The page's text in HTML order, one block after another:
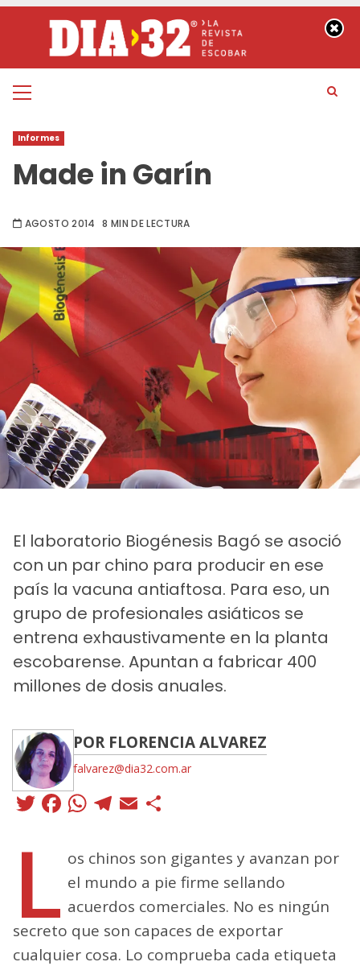
contenido
Menú
Informes
Made in Garín
AGOSTO 2014 8 MIN DE LECTURA
El laboratorio Biogénesis Bagó se asoció
con un par chino para producir en ese
país la vacuna antiaftosa. Para eso, un
grupo de profesionales asiáticos se
entrena exhaustivamente en la planta
escobarense. Apuntan a fabricar 400
millones de dosis anuales.
POR FLORENCIA ALVAREZ
falvarez@dia32.com.ar
Twitter
Facebook
WhatsApp
Telegram
Email
L os chinos son gigantes y avanzan por
el mundo a pie firme sellando
acuerdos comerciales. No es ningún
secreto que son capaces de exportar
cualquier cosa. Lo comprueba cada etiqueta